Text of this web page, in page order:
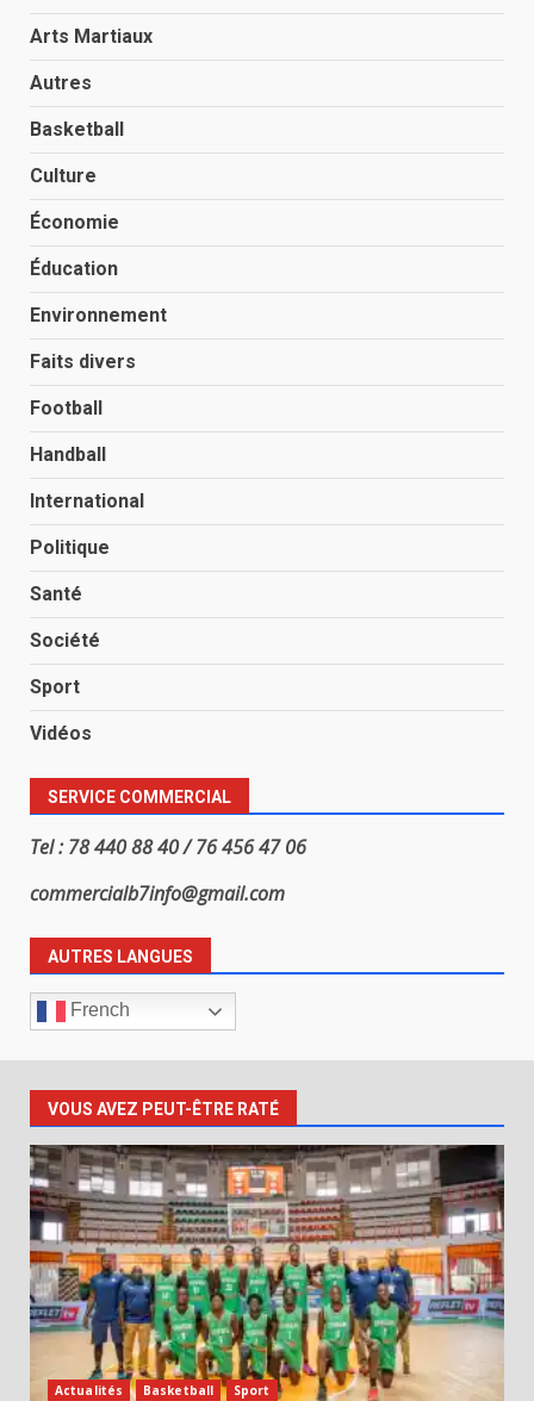
Arts Martiaux
Autres
Basketball
Culture
Économie
Éducation
Environnement
Faits divers
Football
Handball
International
Politique
Santé
Société
Sport
Vidéos
SERVICE COMMERCIAL
Tel : 78 440 88 40 / 76 456 47 06
commercialb7info@gmail.com
AUTRES LANGUES
French
VOUS AVEZ PEUT-ÊTRE RATÉ
Actualités Basketball Sport